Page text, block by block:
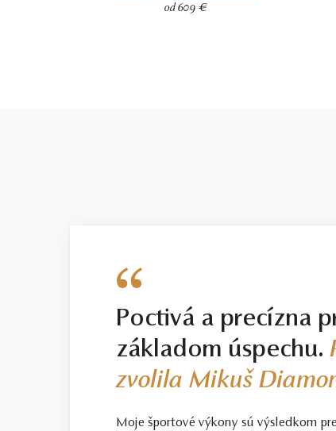
od 609 €
Poctivá a precízna
základom úspechu.
zvolila Mikuš
Moje športové výkony sú výsledkom